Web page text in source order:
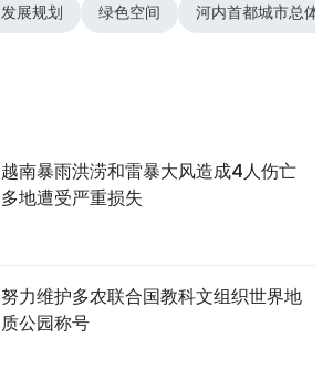
发展规划 绿色空间 河内首都城市总体
越南暴雨洪涝和雷暴大风造成4人伤亡
多地遭受严重损失
努力维护多农联合国教科文组织世界地
质公园称号